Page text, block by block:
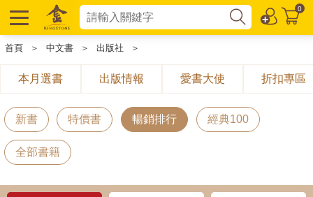
0
首頁 ＞ 中文書 ＞ 出版社 ＞
本月選書 出版情報 愛書大使 折扣專區
新書 特價書 暢銷排行 經典100
全部書籍